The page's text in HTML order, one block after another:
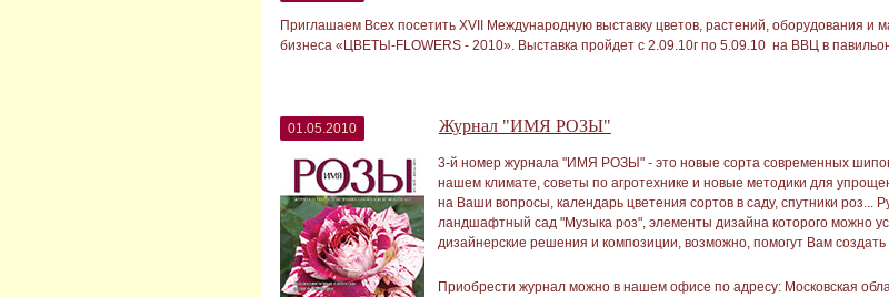
Приглашаем Всех посетить XVII Международную выставку цветов, растений, оборудования и
бизнеса «ЦВЕТЫ-FLOWERS - 2010». Выставка пройдет с 2.09.10г по 5.09.10 на ВВЦ в
01.05.2010 Журнал "ИМЯ РОЗЫ"
3-й номер журнала "ИМЯ РОЗЫ" - это новые сорта современных
нашем климате, советы по агротехнике и новые методики для
на Ваши вопросы, календарь цветения сортов в саду, спутники роз...
ландшафтный сад "Музыка роз", элементы дизайна которого можно
дизайнерские решения и композиции, возможно, помогут Вам
Приобрести журнал можно в нашем офисе по адресу: Московская